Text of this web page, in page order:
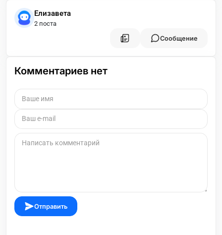
Елизавета
2 поста
Сообщение
Комментариев нет
Отправить